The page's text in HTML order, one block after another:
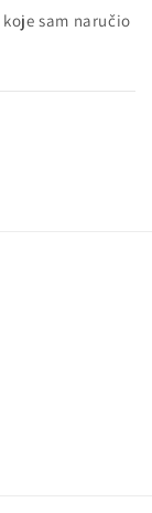
sam naručio